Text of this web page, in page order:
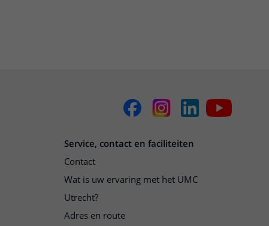
Service, contact en faciliteiten
Contact
Wat is uw ervaring met het UMC
Utrecht?
Adres en route